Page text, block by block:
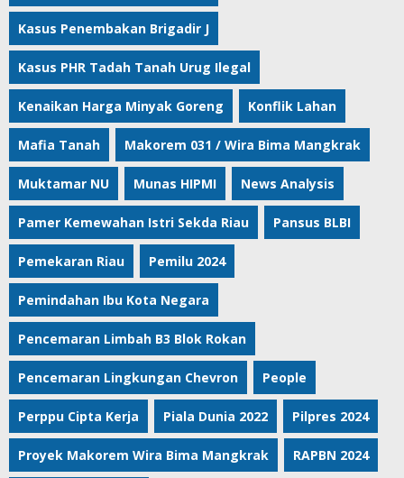
Kasus Penembakan Brigadir J
Kasus PHR Tadah Tanah Urug Ilegal
Kenaikan Harga Minyak Goreng Konflik Lahan
Mafia Tanah Makorem 031 / Wira Bima Mangkrak
Muktamar NU Munas HIPMI News Analysis
Pamer Kemewahan Istri Sekda Riau Pansus BLBI
Pemekaran Riau Pemilu 2024
Pemindahan Ibu Kota Negara
Pencemaran Limbah B3 Blok Rokan
Pencemaran Lingkungan Chevron People
Perppu Cipta Kerja Piala Dunia 2022 Pilpres 2024
Proyek Makorem Wira Bima Mangkrak RAPBN 2024